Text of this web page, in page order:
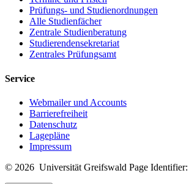
Prüfungs- und Studienordnungen
Alle Studienfächer
Zentrale Studienberatung
Studierendensekretariat
Zentrales Prüfungsamt
Service
Webmailer und Accounts
Barrierefreiheit
Datenschutz
Lagepläne
Impressum
© 2026 Universität Greifswald Page